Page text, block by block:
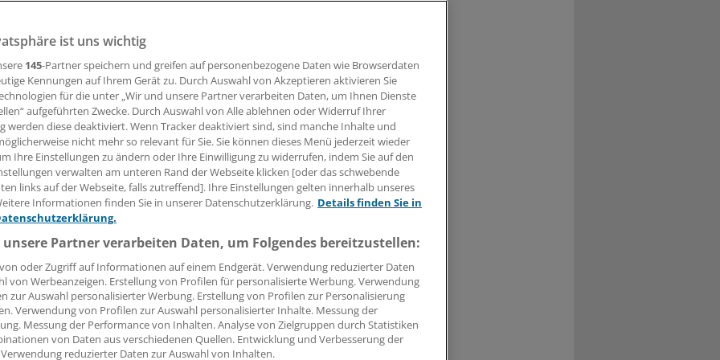
Leserin, lieber Leser,
Beitrag können Sie lesen, sobald Sie sich eingeloggt haben.
Jetzt anmelden »
Kostenlos registrieren »
vergessen?
Problem beim Login?
ist mit wenigen Klicks erledigt und kostenlos.
des kostenlosen Login:
Analysen, Hintergründe und Infografiken
Interviews und Praxis-Tipps
auf allemedizinischen Berichte und Kommentare
ist uns wichtig
145-Partner speichern und greifen auf personenbezogene Daten wie Browserdaten
Kennungen auf Ihrem Gerät zu. Durch Auswahl von Akzeptieren aktivieren Sie
für die unter „Wir und unsere Partner verarbeiten Daten, um Ihnen Dienste
aufgeführten Zwecke. Durch Auswahl von Alle ablehnen oder Widerruf Ihrer
werden diese deaktiviert. Wenn Tracker deaktiviert sind, sind manche Inhalte und
nicht mehr so relevant für Sie. Sie können dieses Menü jederzeit wieder
Ihre Einstellungen zu ändern oder Ihre Einwilligung zu widerrufen, indem Sie auf den
verwalten am unteren Rand der Webseite klicken [oder das schwebende
links auf der Webseite, falls zutreffend]. Ihre Einstellungen gelten innerhalb unseres
Informationen finden Sie in unserer Datenschutzerklärung. Details finden Sie in
Partner verarbeiten Daten, um Folgendes bereitzustellen:
oder Zugriff auf Informationen auf einem Endgerät. Verwendung reduzierter Daten
von Werbeanzeigen. Erstellung von Profilen für personalisierte Werbung. Verwendung
zur Auswahl personalisierter Werbung. Erstellung von Profilen zur Personalisierung
Verwendung von Profilen zur Auswahl personalisierter Inhalte. Messung der
Messung der Performance von Inhalten. Analyse von Zielgruppen durch Statistiken
von Daten aus verschiedenen Quellen. Entwicklung und Verbesserung der
reduzierter Daten zur Auswahl von Inhalten.